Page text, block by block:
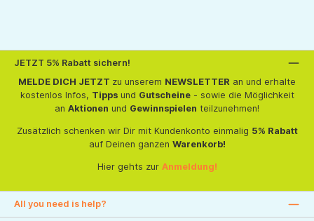
JETZT 5% Rabatt sichern!
MELDE DICH JETZT zu unserem NEWSLETTER an und erhalte
kostenlos Infos, Tippsund Gutscheine- sowie die Möglichkeit
an Aktionen und Gewinnspielen teilzunehmen!
Zusätzlich schenken wir Dir mit Kundenkonto einmalig 5% Rabatt
auf Deinen ganzen Warenkorb!
Hier gehts zur Anmeldung!
All you need is help?